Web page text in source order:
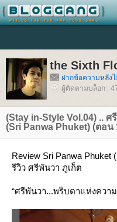
the Sixth
ฝากข้อความหลัง
ผู้ติดตามบล็อก :
(Stay in-Style Vol.04) ..
(Sri Panwa Phuket) (ตอน
Review Sri Panwa Phuket
รีวิว ศรีพันวา ภูเก็ต
“ศรีพันวา...พริบตาแห่งควา